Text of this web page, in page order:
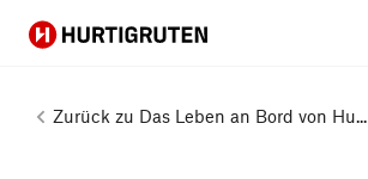
Hurtigruten
Zurück zu Das Leben an Bord von Hu...